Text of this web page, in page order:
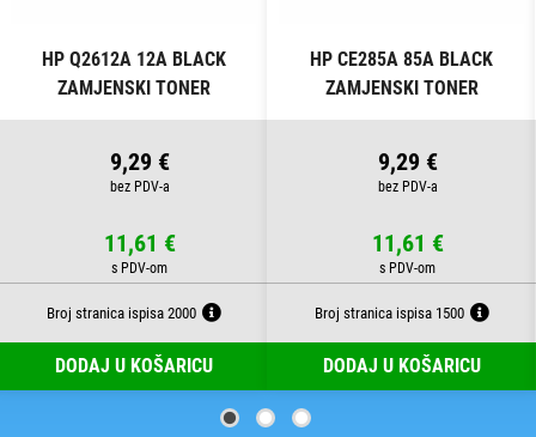
HP Q2612A 12A BLACK
ZAMJENSKI TONER
9,29 €
11,61 €
Broj stranica ispisa 2000
DODAJ U KOŠARICU
HP CE285A 85A BLACK
ZAMJENSKI TONER
9,29 €
11,61 €
Broj stranica ispisa 1500
DODAJ U KOŠARICU